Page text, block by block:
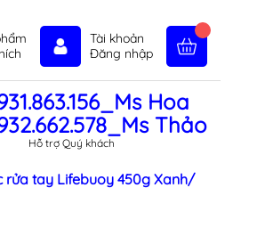
Tài khoản
Đăng nhập
tức Liên hệ Chính sách
Hoa
Thảo
Hỗ trợ Quý khách
rửa tay Lifebuoy 450g Xanh/